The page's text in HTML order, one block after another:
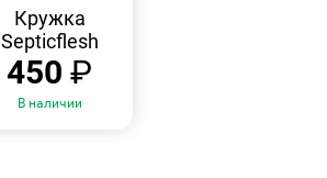
Кружка
Septicflesh
450₽
В наличии